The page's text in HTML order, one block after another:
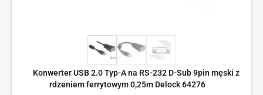
Konwerter USB 2.0 Typ-A na RS-232 D-Sub 9pin męski z
rdzeniem ferrytowym 0,25m Delock 64276